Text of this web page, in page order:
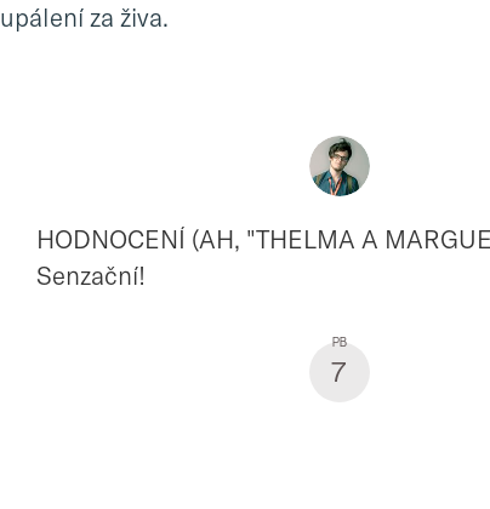
upálení za živa.
HODNOCENÍ (AH, "THELMA A
Senzační!
7